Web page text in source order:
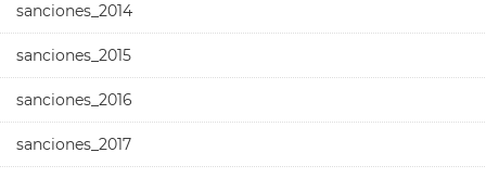
sanciones_2014
sanciones_2015
sanciones_2016
sanciones_2017